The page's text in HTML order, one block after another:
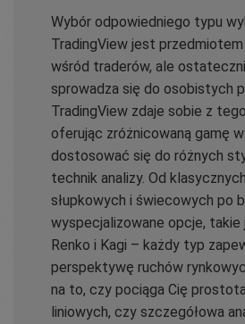
Wybór odpowiedniego typu
TradingView jest
wśród traderów, ale
sprowadza się do osobistych
TradingView zdaje sobie z
oferując zróżnicowaną gamę
dostosować się do różnych
technik analizy. Od
słupkowych i świecowych po
wyspecjalizowane opcje, takie
Renko i Kagi – każdy typ
perspektywę ruchów
na to, czy pociąga Cię
liniowych, czy szczegółowa